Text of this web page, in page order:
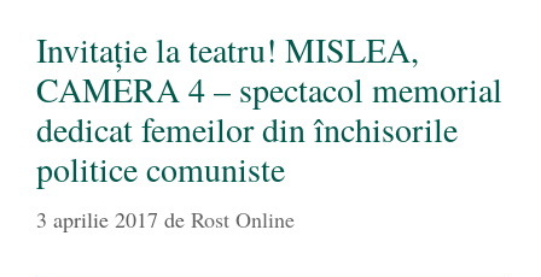
Invitație la teatru! MISLEA,
CAMERA 4 – spectacol memorial
dedicat femeilor din închisorile
politice comuniste
3 aprilie 2017 de Rost Online